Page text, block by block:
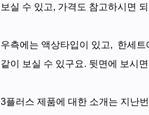
보실 수 있고, 가격도 참고하시면
우측에는 액상타입이 있고, 한세
같이 보실 수 있구요. 뒷면에 보시
3플러스 제품에 대한 소개는 지난